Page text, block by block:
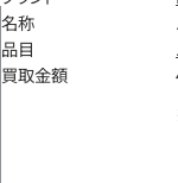
名称
品目
買取金額